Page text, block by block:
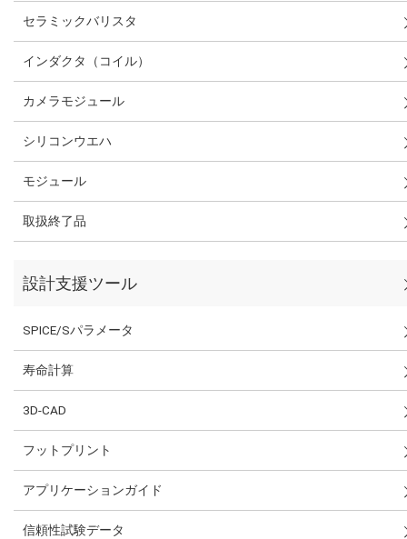
セラミックバリスタ
インダクタ（コイル）
カメラモジュール
シリコンウエハ
モジュール
取扱終了品
設計支援ツール
SPICE/Sパラメータ
寿命計算
3D-CAD
フットプリント
アプリケーションガイド
信頼性試験データ